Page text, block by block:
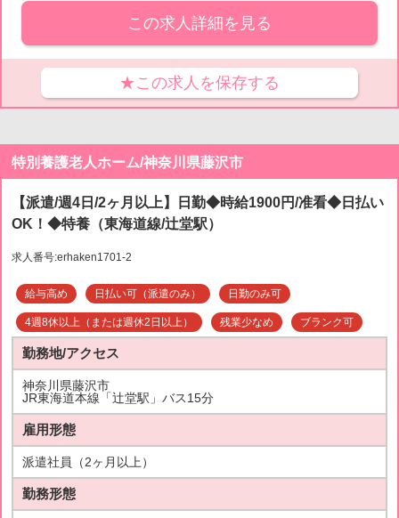
この求人詳細を見る
★この求人を保存する
特別養護老人ホーム/神奈川県藤沢市
【派遣/週4日/2ヶ月以上】日勤◆時給1900円/准看◆日払い
OK！◆特養（東海道線/辻堂駅）
求人番号:erhaken1701-2
給与高め 日払い可（派遣のみ） 日勤のみ可
4週8休以上（または週休2日以上） 残業少なめ ブランク可
勤務地/アクセス
神奈川県藤沢市
JR東海道本線「辻堂駅」バス15分
雇用形態
派遣社員（2ヶ月以上）
勤務形態